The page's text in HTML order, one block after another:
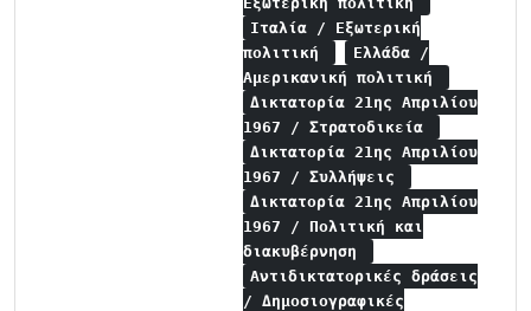
Ιταλία / Εξωτερική
πολιτική
Ελλάδα /
Αμερικανική πολιτική
Δικτατορία 21ης Απριλίου
1967 / Στρατοδικεία
Δικτατορία 21ης Απριλίου
1967 / Συλλήψεις
Δικτατορία 21ης Απριλίου
1967 / Πολιτική και
διακυβέρνηση
Αντιδικτατορικές δράσεις
/ Δημοσιογραφικές